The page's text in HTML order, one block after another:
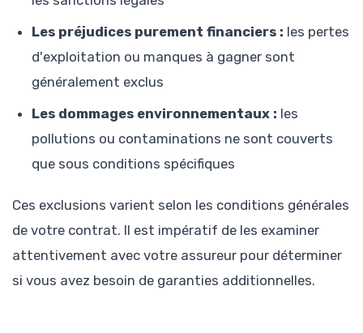
Les préjudices purement financiers : les pertes
d'exploitation ou manques à gagner sont
généralement exclus
Les dommages environnementaux : les
pollutions ou contaminations ne sont couverts
que sous conditions spécifiques
Ces exclusions varient selon les conditions générales
de votre contrat. Il est impératif de les examiner
attentivement avec votre assureur pour déterminer
si vous avez besoin de garanties additionnelles.